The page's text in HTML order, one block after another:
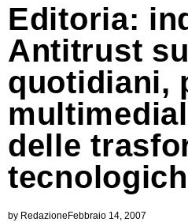
Editoria:
Antitrust su
quotidiani,
delle
by RedazioneFebbraio 14, 2007